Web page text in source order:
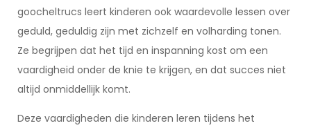
goocheltrucs leert kinderen ook waardevolle lessen over
geduld, geduldig zijn met zichzelf en volharding tonen.
Ze begrijpen dat het tijd en inspanning kost om een
vaardigheid onder de knie te krijgen, en dat succes niet
altijd onmiddellijk komt.
Deze vaardigheden die kinderen leren tijdens het